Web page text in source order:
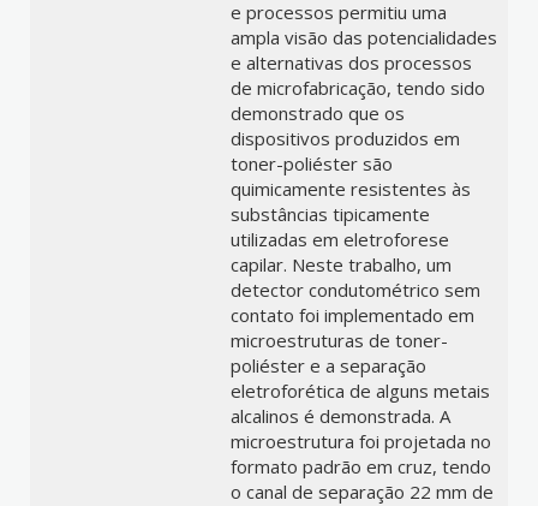
e processos permitiu uma
ampla visão das potencialidades
e alternativas dos processos
de microfabricação, tendo sido
demonstrado que os
dispositivos produzidos em
toner-poliéster são
quimicamente resistentes às
substâncias tipicamente
utilizadas em eletroforese
capilar. Neste trabalho, um
detector condutométrico sem
contato foi implementado em
microestruturas de toner-
poliéster e a separação
eletroforética de alguns metais
alcalinos é demonstrada. A
microestrutura foi projetada no
formato padrão em cruz, tendo
o canal de separação 22 mm de